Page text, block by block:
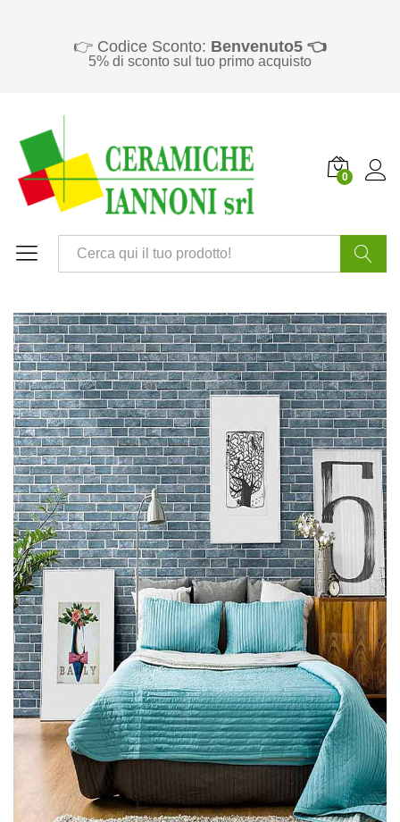
👉 Codice Sconto: Benvenuto5 👈
5% di sconto sul tuo primo acquisto
0